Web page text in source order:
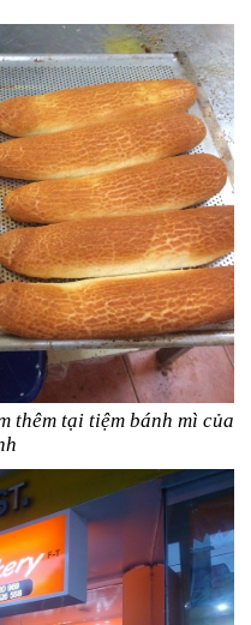
thêm tại tiệm bánh mì của